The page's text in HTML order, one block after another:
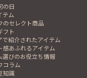
の日
テム
のセレクト商品
フト
で紹介されたアイテム
感あふれるアイテム
選びのお役立ち情報
コラム
知識